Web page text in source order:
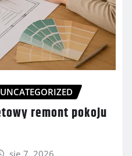
UNCATEGORIZED
remont pokoju
sie 7, 2026